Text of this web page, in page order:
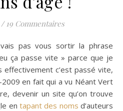
/ 19 Commentaires
ça passe vite » parce que je
c’est passé vite,
en fait qui a vu Néant Vert
devenir un site qu’on trouve
en tapant des noms d’auteurs